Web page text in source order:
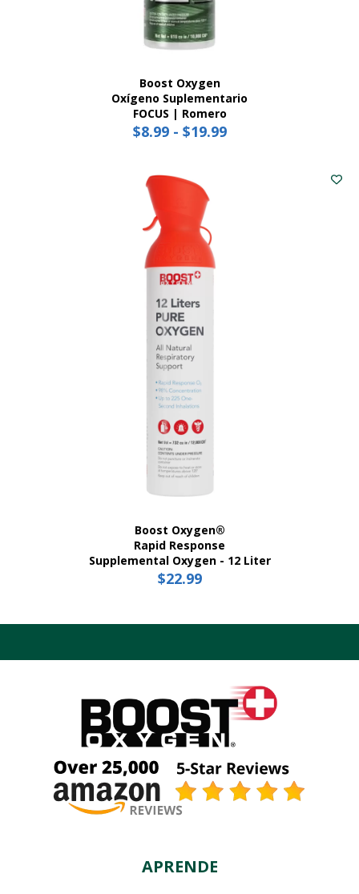
Boost Oxygen
Oxígeno Suplementario
FOCUS | Romero
$8.99 - $19.99Price
Boost Oxygen®
Rapid Response
Supplemental Oxygen - 12 Liter
$22.99
APRENDE